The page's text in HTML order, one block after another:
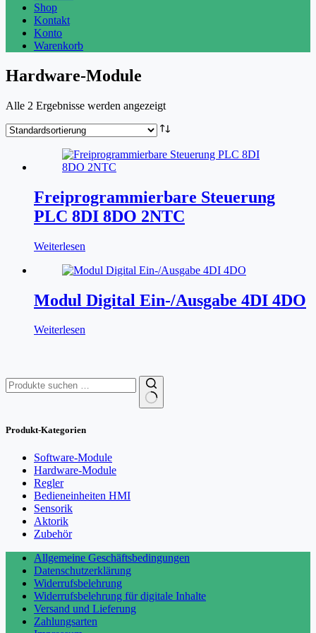
Shop
Kontakt
Konto
Warenkorb
Hardware-Module
Alle 2 Ergebnisse werden angezeigt
Freiprogrammierbare Steuerung
PLC 8DI 8DO 2NTC
Weiterlesen
Modul Digital Ein-/Ausgabe 4DI 4DO
Weiterlesen
Suchen
nach:
Produkt-Kategorien
Software-Module
Hardware-Module
Regler
Bedieneinheiten HMI
Sensorik
Aktorik
Zubehör
Allgemeine Geschäftsbedingungen
Datenschutzerklärung
Widerrufsbelehrung
Widerrufsbelehrung für digitale Inhalte
Versand und Lieferung
Zahlungsarten